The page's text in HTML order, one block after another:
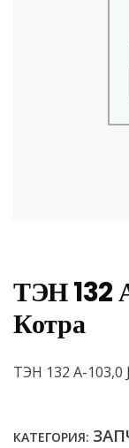
ТЭН 132
Котра
ТЭН 132 А-103,0
КАТЕГОРИЯ: